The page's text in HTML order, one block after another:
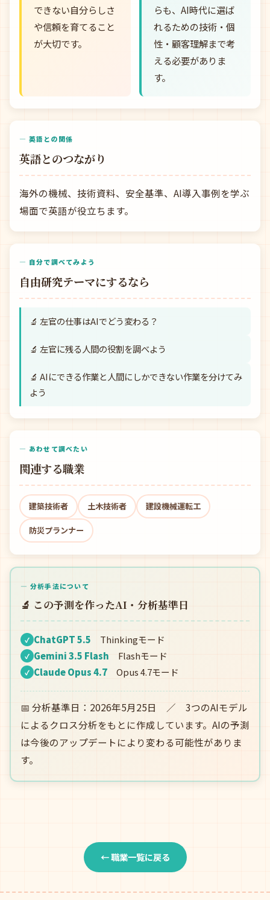
できない自分らしさ
や信頼を育てること
が大切です。
らも、AI時代に選ば
れるための技術・個
性・顧客理解まで考
える必要がありま
す。
— 英語との関係
英語とのつながり
海外の機械、技術資料、安全基準、AI導入事例を学ぶ
場面で英語が役立ちます。
— 自分で調べてみよう
自由研究テーマにするなら
🔬 左官の仕事はAIでどう変わる？
🔬 左官に残る人間の役割を調べよう
🔬 AIにできる作業と人間にしかできない作業を分けてみ
よう
— あわせて調べたい
関連する職業
建築技術者 土木技術者 建設機械運転工
防災プランナー
— 分析手法について
🔬 この予測を作ったAI・分析基準日
✓ ChatGPT 5.5 Thinkingモード
✓ Gemini 3.5 Flash Flashモード
✓ Claude Opus 4.7 Opus 4.7モード
📅 分析基準日：2026年5月25日 ／ 3つのAIモデル
によるクロス分析をもとに作成しています。AIの予測
は今後のアップデートにより変わる可能性がありま
す。
← 職業一覧に戻る